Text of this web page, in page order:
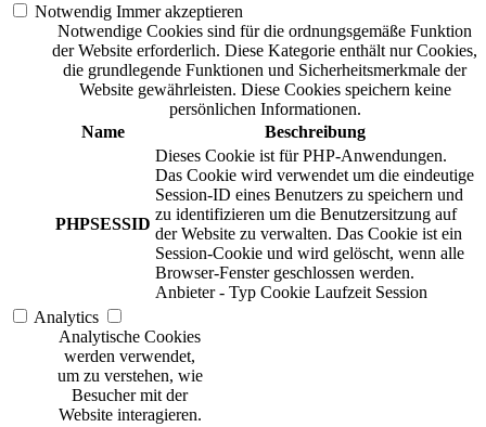
Notwendig Immer akzeptieren
Notwendige Cookies sind für die ordnungsgemäße Funktion
der Website erforderlich. Diese Kategorie enthält nur Cookies,
die grundlegende Funktionen und Sicherheitsmerkmale der
Website gewährleisten. Diese Cookies speichern keine
persönlichen Informationen.
Name
Beschreibung
PHPSESSID
Dieses Cookie ist für PHP-Anwendungen.
Das Cookie wird verwendet um die eindeutige
Session-ID eines Benutzers zu speichern und
zu identifizieren um die Benutzersitzung auf
der Website zu verwalten. Das Cookie ist ein
Session-Cookie und wird gelöscht, wenn alle
Browser-Fenster geschlossen werden.
Anbieter - Typ Cookie Laufzeit Session
Analytics
Analytische Cookies
werden verwendet,
um zu verstehen, wie
Besucher mit der
Website interagieren.